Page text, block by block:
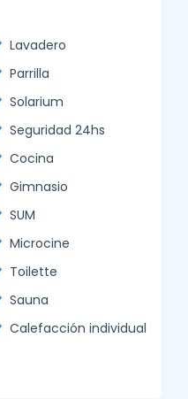
Lavadero
Parrilla
Solarium
Seguridad 24hs
Cocina
Gimnasio
SUM
Microcine
Toilette
Sauna
Calefacción individual